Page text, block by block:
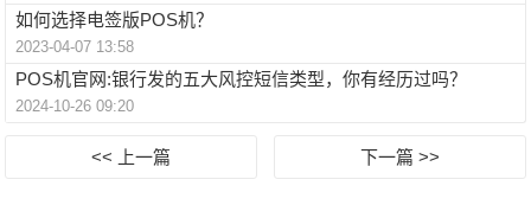
如何选择电签版POS机？
2023-04-07 13:58
POS机官网:银行发的五大风控短信类型，你有经历过吗？
2024-10-26 09:20
<< 上一篇 下一篇 >>